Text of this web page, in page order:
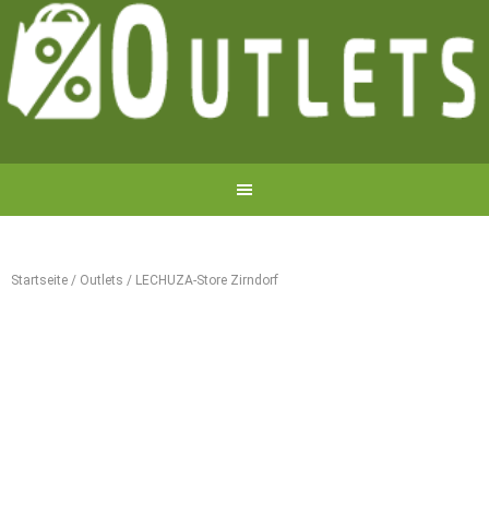
Startseite / Outlets / LECHUZA-Store Zirndorf